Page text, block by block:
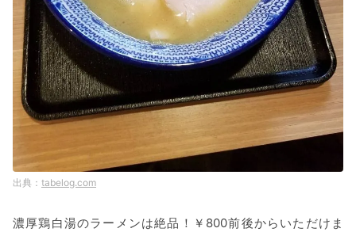
tabelog.com
濃厚鶏白湯のラーメンは絶品！￥800前後からいただけま